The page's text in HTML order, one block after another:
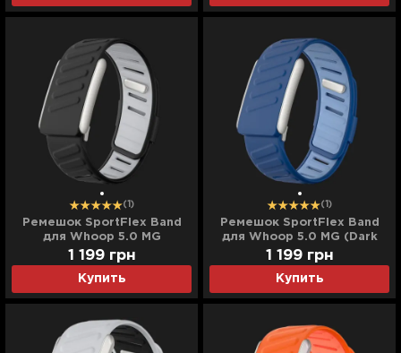
(1)
Ремешок SportFlex Band
для Whoop 5.0 MG
(Black/Light Gray)
Купить
1 199 грн
(1)
Ремешок SportFlex Band
для Whoop 5.0 MG (Dark
Blue/Light Blue)
Купить
1 199 грн